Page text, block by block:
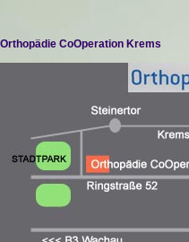
Orthopädie CoOperation Krems